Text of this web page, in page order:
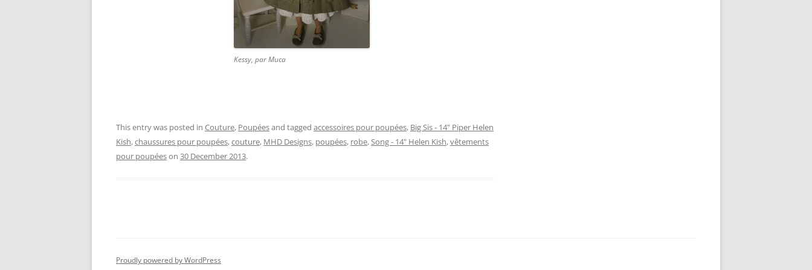
Kessy, par Muca
This entry was posted in Couture, Poupéesand tagged accessoires pour poupées, Big Sis - 14" Piper Helen
Kish,chaussures pour poupées,couture, MHD Designs, poupées, robe,Song - 14" Helen Kish,vêtements
pour poupéeson 30 December 2013.
Proudly powered by WordPress